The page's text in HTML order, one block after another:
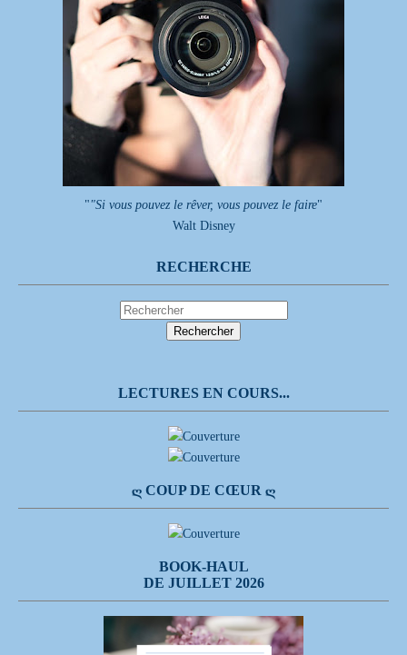
""Si vous pouvez le rêver, vous pouvez le faire"
Walt Disney
RECHERCHE
LECTURES EN COURS...
Ღ COUP DE CŒUR Ღ
BOOK-HAUL
DE JUILLET 2026